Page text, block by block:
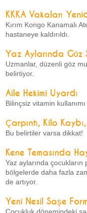
KKKA Vakaları
Kırım Kongo Kanamalı
hastaneye kaldırıldı.
Yaz Aylarında Göz
Uzmanlar, düzenli göz
belirtiyor.
Aile Hekimi Uyardı
Bilinçsiz vitamin
Çarpıntı, Kilo
Bu belirtiler varsa dikkat!
Kene Temasında
Yaz aylarında
bölgelerde daha fazla
de artıyor.
Yeni Nesil Saşe